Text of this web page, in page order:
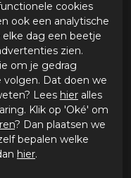
€ 41,21
cookies
ook een analytische
dag een beetje
zien.
om je gedrag
Dat doen we
Lees hier alles
Klik op 'Oké' om
? Dan plaatsen we
bepalen welke
hier.